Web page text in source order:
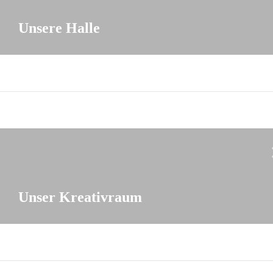
Unsere Halle
Unser Kreativraum